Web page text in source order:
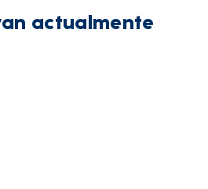
actualmente